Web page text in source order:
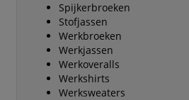
Spijkerbroeken
Stofjassen
Werkbroeken
Werkjassen
Werkoveralls
Werkshirts
Werksweaters